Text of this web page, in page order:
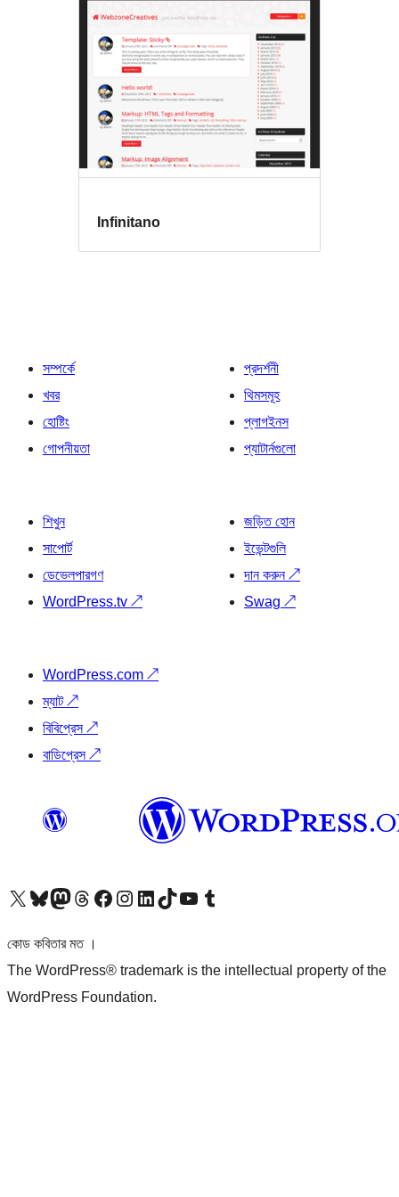
Infinitano
সম্পর্কে
খবর
হোষ্টিং
গোপনীয়তা
প্রদর্শনী
থিমসমূহ
প্লাগইনস
প্যাটার্নগুলো
শিখুন
সাপোর্ট
ডেভেলপারগণ
WordPress.tv ↗
জড়িত হোন
ইভেন্টগুলি
দান করুন↗
Swag ↗
WordPress.com ↗
ম্যাট↗
বিবিপ্রেস↗
বাডিপ্রেস↗
আমাদের X (আগের টুইটার) অ্যাকাউন্টে যানআমাদের Bluesky অ্যাকাউন্টটি দেখুনআমাদের মাস্টোডন অ্যাকাউন্টটি দেখুনআমাদের থ্রেডস অ্যাকাউন্টটি দেখুনআমাদের ফেসবুক পেজ দেখুনআমাদের ইন্সটাগ্রাম অ্যাকাউন্ট দেখুনআমাদের লিঙ্কডইন অ্যাকাউন্টে যানআমাদের TikTok অ্যাকাউন্টটি দেখুনআমাদের ইউটিউব চ্যানেলে যান আমাদের টাম্বলার অ্যাকাউন্ট দেখুন
কোড কবিতার মত ।
The WordPress® trademark is the intellectual property of the
WordPress Foundation.